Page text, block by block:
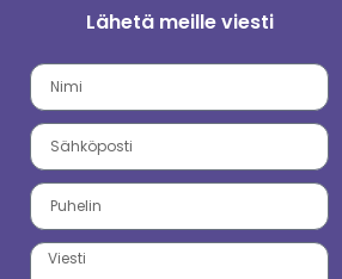
Lähetä meille viesti